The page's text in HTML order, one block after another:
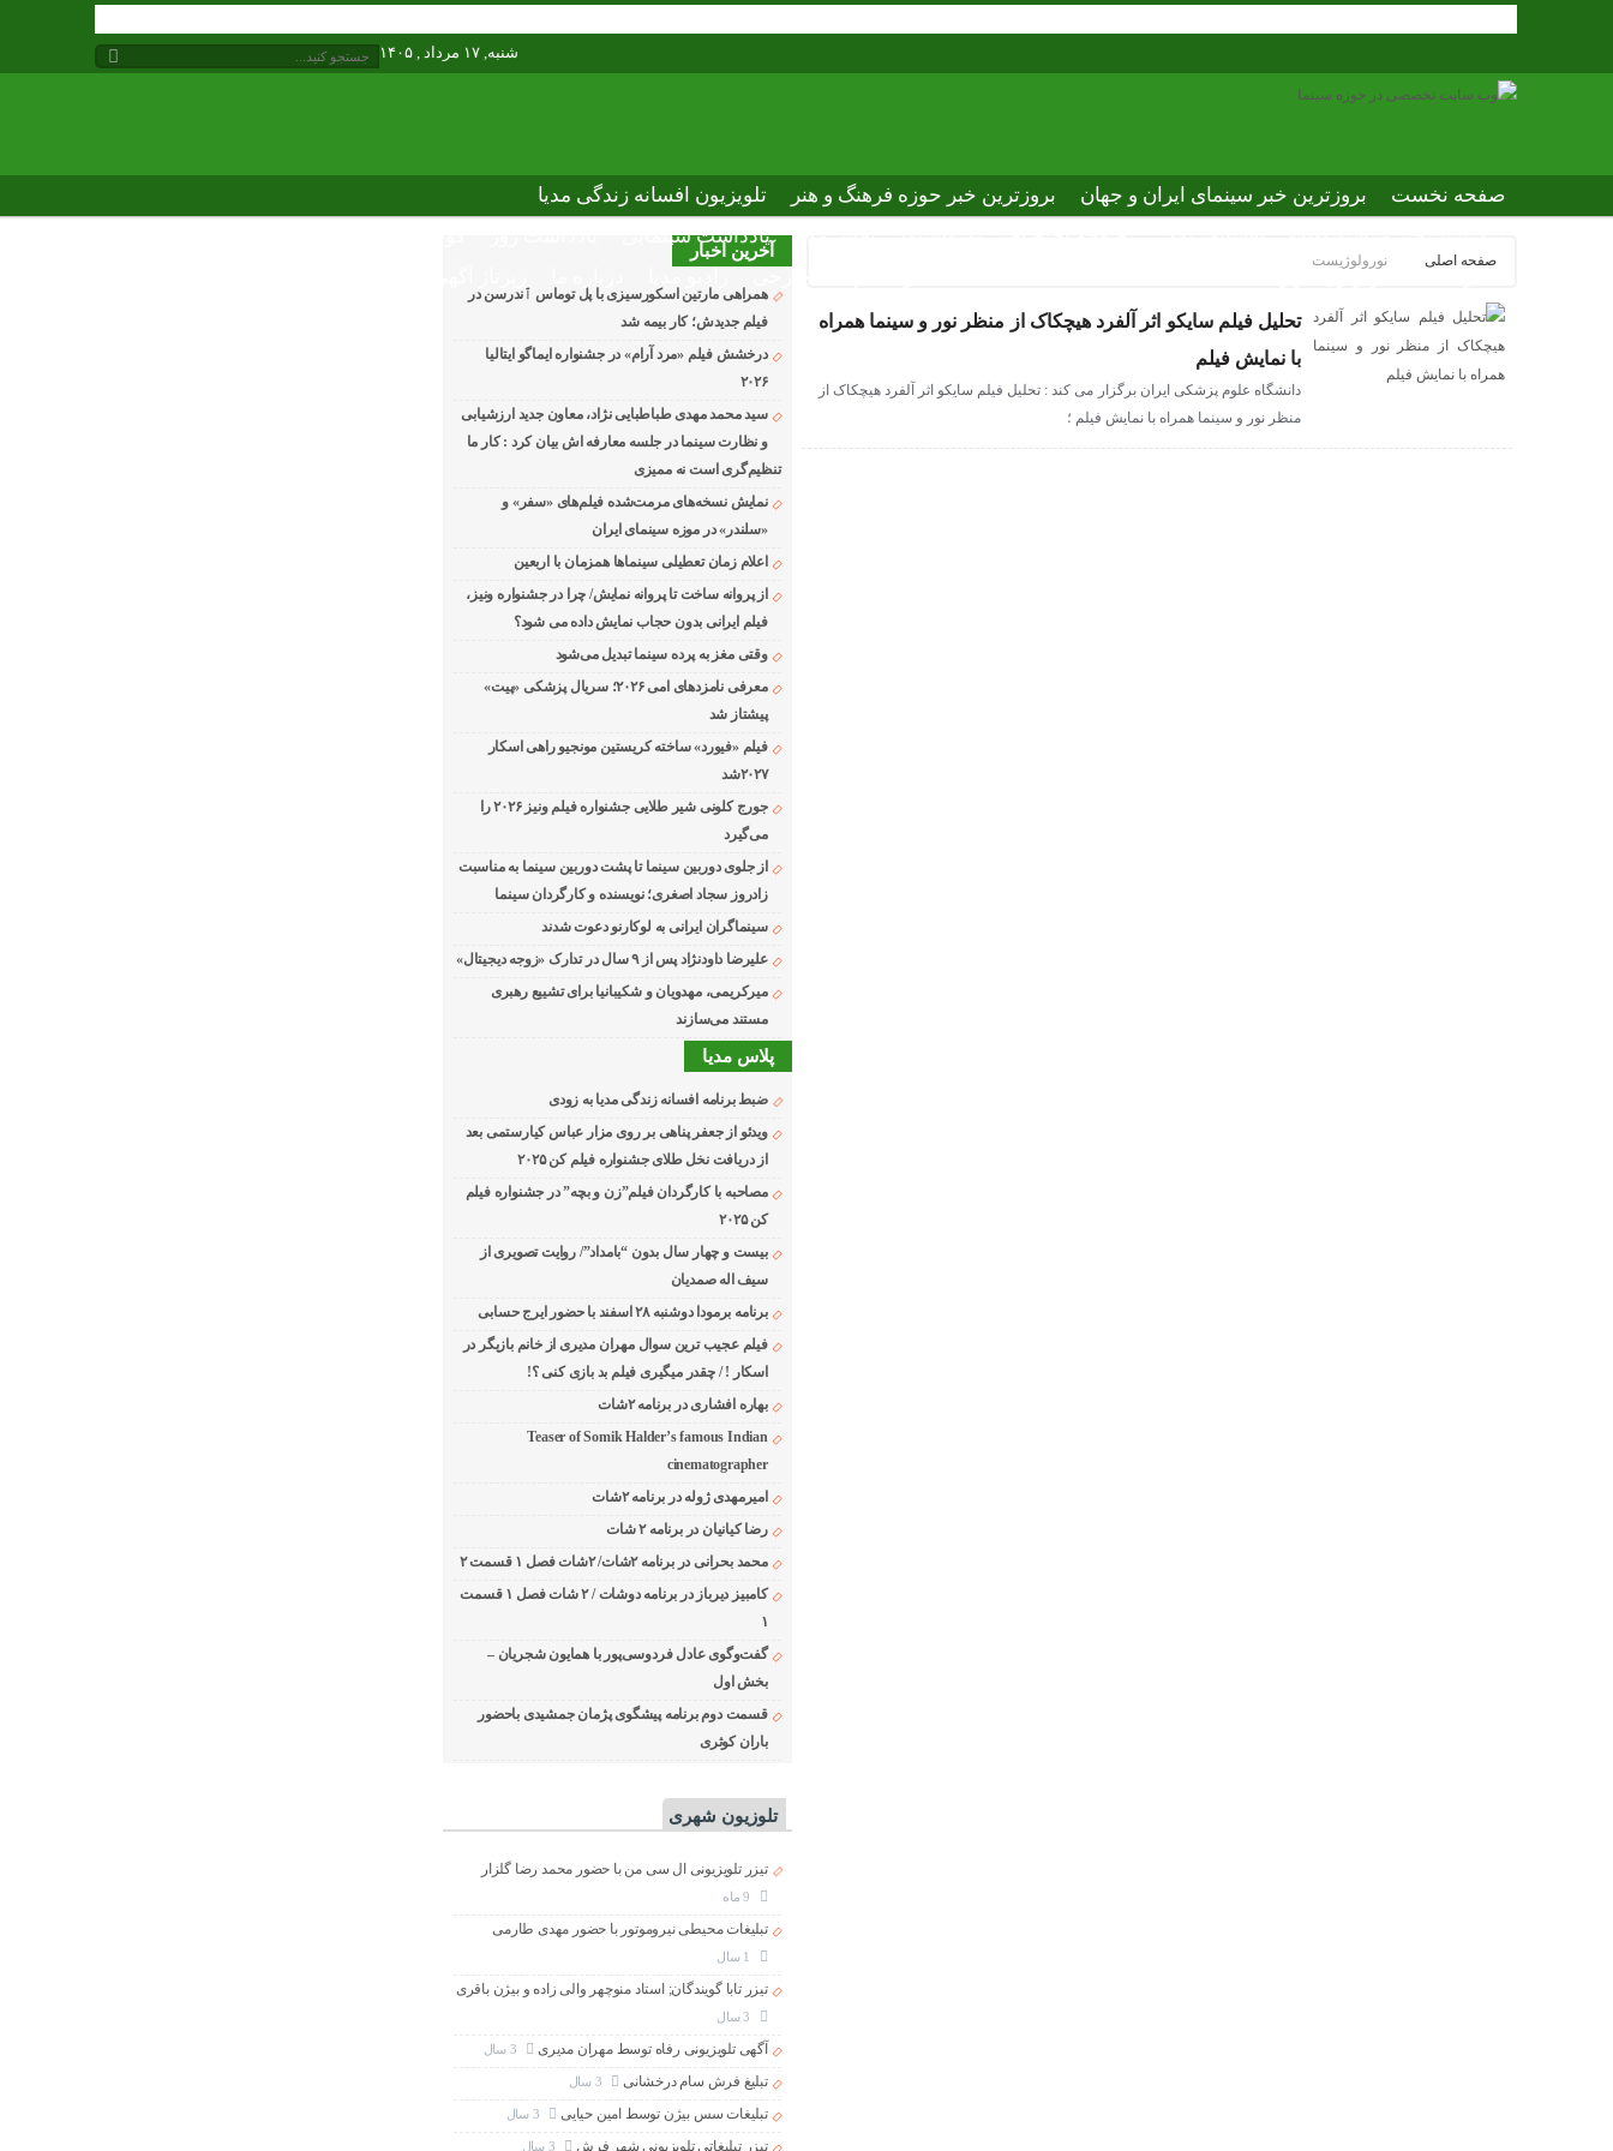
شنبه, ۱۷ مرداد , ۱۴۰۵
صفحه نخست بروزترین خبر سینمای ایران و جهان بروزترین خبر حوزه فرهنگ و هنر
تلویزیون افسانه زندگی مدیا
یادداشت سینمایی
تلویزیون شهری
صفحه اصلی نورولوژیست
تحلیل فیلم سایکو اثر آلفرد هیچکاک از منظر نور و سینما همراه
با نمایش فیلم
دانشگاه علوم پزشکی ایران برگزار می کند : تحلیل فیلم سایکو اثر آلفرد هیچکاک از
منظر نور و سینما همراه با نمایش فیلم ؛
آخرین اخبار
همراهی مارتین اسکورسیزی با پل توماس ٱندرسن در
فیلم جدیدش؛ کار بیمه شد
درخشش فیلم «مرد آرام» در جشنواره ایماگو ایتالیا
۲۰۲۶
سید محمد مهدی طباطبایی نژاد، معاون جدید ارزشیابی
و نظارت سینما در جلسه معارفه اش بیان کرد : کار ما
تنظیم‌گری است نه ممیزی
نمایش نسخه‌های مرمت‌شده فیلم‌های «سفر» و
«سلندر» در موزه سینمای ایران
اعلام زمان تعطیلی سینماها همزمان با اربعین
از پروانه ساخت تا پروانه نمایش/ چرا در جشنواره ونیز،
فیلم ایرانی بدون حجاب نمایش داده می شود؟
وقتی مغز به پرده سینما تبدیل می‌شود
معرفی نامزدهای امی ۲۰۲۶؛ سریال پزشکی «پیت»
پیشتاز شد
فیلم «فیورد» ساخته کریستین مونجیو راهی اسکار
۲۰۲۷شد
جورج کلونی شیر طلایی جشنواره فیلم ونیز ۲۰۲۶ را
می‌گیرد
از جلوی دوربین سینما تا پشت دوربین سینما به مناسبت
زادروز سجاد اصغری؛ نویسنده و کارگردان سینما
سینماگران ایرانی به لوکارنو دعوت شدند
علیرضا داودنژاد پس از ۹ سال در تدارک «زوجه دیجیتال»
میرکریمی، مهدویان و شکیبانیا برای تشییع رهبری
مستند می‌سازند
پلاس مدیا
ضبط برنامه افسانه زندگی مدیا به زودی
ویدئو از جعفر پناهی بر روی مزار عباس کیارستمی بعد
از دریافت نخل طلای جشنواره فیلم کن ۲۰۲۵
مصاحبه با کارگردان فیلم”زن و بچه” در جشنواره فیلم
کن ۲۰۲۵
بیست و چهار سال بدون “بامداد”/ روایت تصویری از
سیف اله صمدیان
برنامه برمودا دوشنبه ۲۸ اسفند با حضور ایرج حسابی
فیلم عجیب ترین سوال مهران مدیری از خانم بازیگر در
اسکار ! / چقدر میگیری فیلم بد بازی کنی ؟!
بهاره افشاری در برنامه ۲شات
Teaser of Somik Halder’s famous Indian
cinematographer
امیرمهدی ژوله در برنامه ۲شات
رضا کیانیان در برنامه ۲ شات
محمد بحرانی در برنامه ۲شات/ ۲شات فصل ۱ قسمت ۲
کامبیز دیرباز در برنامه دوشات / ۲ شات فصل ۱ قسمت
۱
گفت‌وگوی عادل فردوسی‌پور با همایون شجریان –
بخش اول
قسمت دوم برنامه پیشگوی پژمان جمشیدی باحضور
باران کوثری
تلوزیون شهری
تیزر تلویزیونی ال سی من با حضور محمد رضا گلزار
تبلیغات محیطی نیروموتور با حضور مهدی طارمی
تیزر تابا گویندگان; استاد منوچهر والی زاده و بیژن باقری
آگهی تلویزیونی رفاه توسط مهران مدیری
تبلیغ فرش سام درخشانی
تبلیغات سس بیژن توسط امین حیایی
تیزر تبلیغاتی تلویزیونی شهر فرش